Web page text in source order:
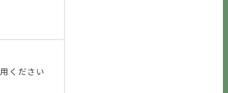
ください